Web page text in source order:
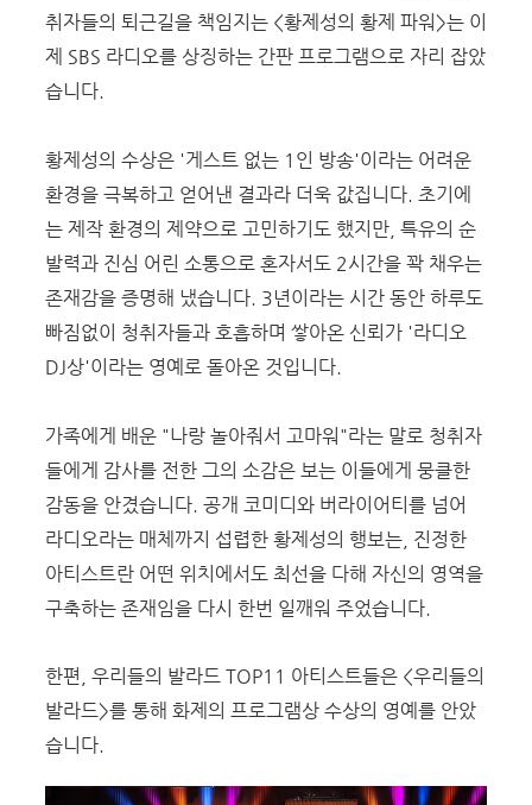
취자들의 퇴근길을 책임지는 <황제성의 황제 파워>는 이
제 SBS 라디오를 상징하는 간판 프로그램으로 자리 잡았
습니다.
황제성의 수상은 '게스트 없는 1인 방송'이라는 어려운
환경을 극복하고 얻어낸 결과라 더욱 값집니다. 초기에
는 제작 환경의 제약으로 고민하기도 했지만, 특유의 순
발력과 진심 어린 소통으로 혼자서도 2시간을 꽉 채우는
존재감을 증명해 냈습니다. 3년이라는 시간 동안 하루도
빠짐없이 청취자들과 호흡하며 쌓아온 신뢰가 '라디오
DJ상'이라는 영예로 돌아온 것입니다.
가족에게 배운 "나랑 놀아줘서 고마워"라는 말로 청취자
들에게 감사를 전한 그의 소감은 보는 이들에게 뭉클한
감동을 안겼습니다. 공개 코미디와 버라이어티를 넘어
라디오라는 매체까지 섭렵한 황제성의 행보는, 진정한
아티스트란 어떤 위치에서도 최선을 다해 자신의 영역을
구축하는 존재임을 다시 한번 일깨워 주었습니다.
한편, 우리들의 발라드 TOP11 아티스트들은 <우리들의
발라드>를 통해 화제의 프로그램상 수상의 영예를 안았
습니다.